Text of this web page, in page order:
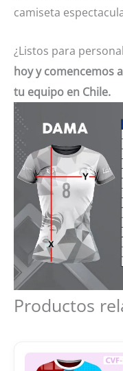
camiseta
¿Listos para
hoy y comencemos
tu equipo en Chile.
Productos